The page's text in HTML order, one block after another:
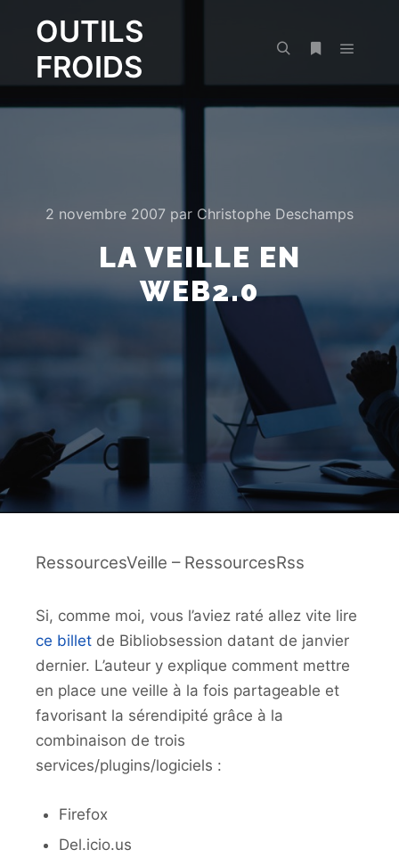
OUTILS
FROIDS
2 novembre 2007 par Christophe Deschamps
LA VEILLE EN
WEB2.0
RessourcesVeille – RessourcesRss
Si, comme moi, vous l’aviez raté allez vite lire
ce billet de Bibliobsession datant de janvier
dernier. L’auteur y explique comment mettre
en place une veille à la fois partageable et
favorisant la sérendipité grâce à la
combinaison de trois
services/plugins/logiciels :
Firefox
Del.icio.us